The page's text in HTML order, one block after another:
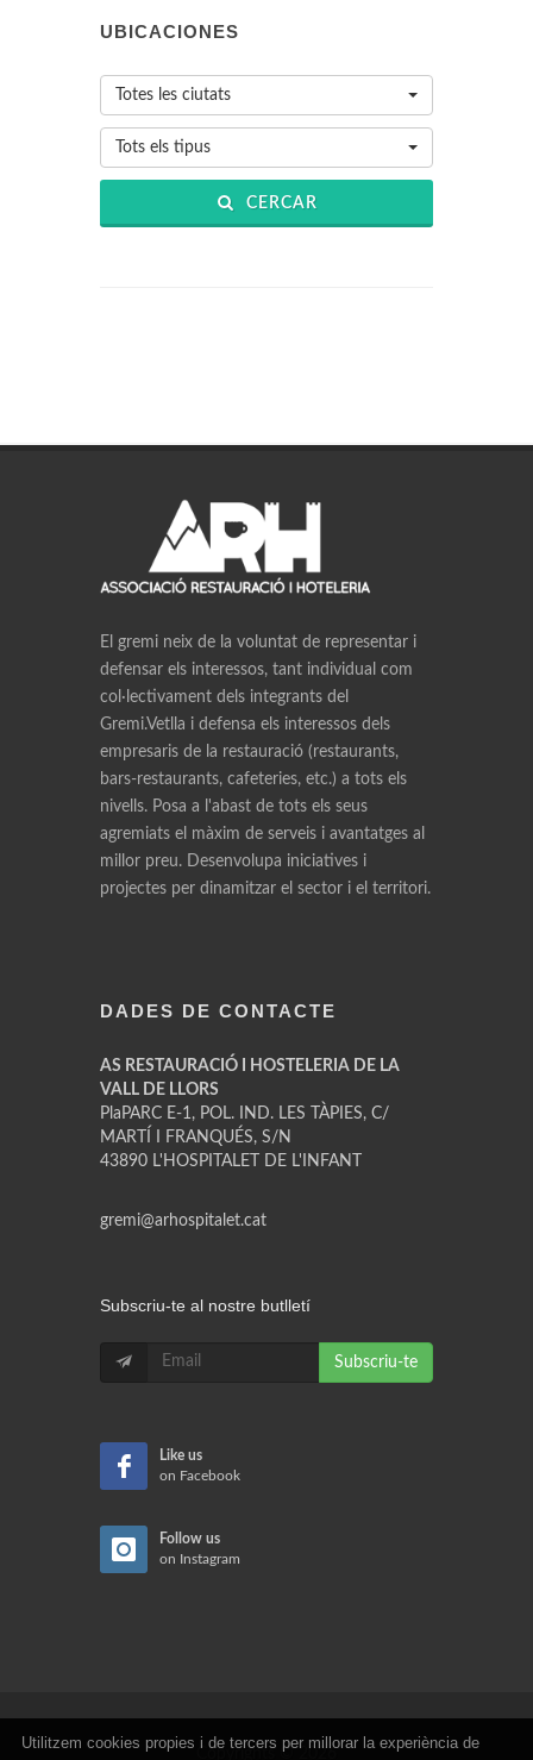
UBICACIONES
Totes les ciutats
Tots els tipus
CERCAR
El gremi neix de la voluntat de representar i
defensar els interessos, tant individual com
col·lectivament dels integrants del
Gremi.Vetlla i defensa els interessos dels
empresaris de la restauració (restaurants,
bars-restaurants, cafeteries, etc.) a tots els
nivells. Posa a l'abast de tots els seus
agremiats el màxim de serveis i avantatges al
millor preu. Desenvolupa iniciatives i
projectes per dinamitzar el sector i el territori.
DADES DE CONTACTE
AS RESTAURACIÓ I HOSTELERIA DE LA
VALL DE LLORS
PlaPARC E-1, POL. IND. LES TÀPIES, C/
MARTÍ I FRANQUÉS, S/N
43890 L'HOSPITALET DE L'INFANT
gremi@arhospitalet.cat
Subscriu-te al nostre butlletí
Subscriu-te
Like us
on Facebook
Follow us
on Instagram
Copyrights © 2026
Utilitzem cookies propies i de tercers per millorar la experiència de